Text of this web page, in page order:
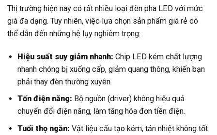
Thị trường hiện nay có rất nhiều loại đèn pha LED với mức
giá đa dạng. Tuy nhiên, việc lựa chọn sản phẩm giá rẻ có
thể dẫn đến những hệ lụy nghiêm trọng:
Hiệu suất suy giảm nhanh: Chip LED kém chất lượng
nhanh chóng bị xuống cấp, giảm quang thông, khiến bạn
phải thay đèn thường xuyên.
Tốn điện năng: Bộ nguồn (driver) không hiệu quả
chuyển đổi điện năng, làm tăng hóa đơn tiền điện.
Tuổi thọ ngắn: Vật liệu cấu tạo kém, tản nhiệt không tốt